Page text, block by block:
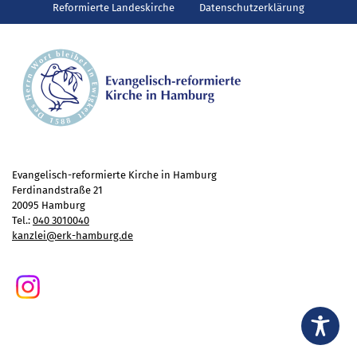
Gottesdienst
Reisen
Jugend
Familiengottesdienst
Konfirmandenunterricht
Kinder- und Jugendfreizeiten
Ehrenamtliche Mitarbeit
Diakonie
Stiftung Altenhof
Aktuelles
Reformierte Landeskirche Datenschutzerklärung
Evangelisch-reformierte Kirche in Hamburg
Ferdinandstraße 21
20095 Hamburg
Tel.: 040 3010040
kanzlei@erk-hamburg.de